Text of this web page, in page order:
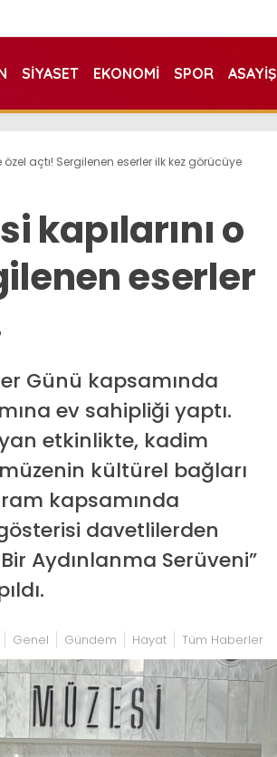
SIYASET EKONOMI SPOR ASAYIŞ
açtı! Sergilenen eserler ilk kez görücüye
kapılarını o
eserler
Günü kapsamında
ev sahipliği yaptı.
etkinlikte, kadim
kültürel bağları
kapsamında
davetlilerden
Aydınlanma Serüveni”
Genel Gündem Hayat Tüm Haberler